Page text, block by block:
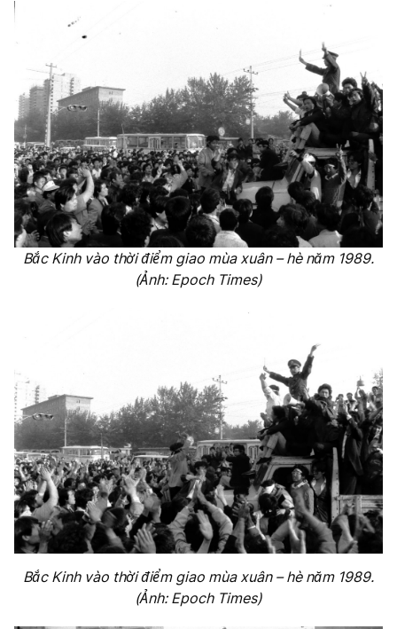
Bắc Kinh vào thời điểm giao mùa xuân – hè năm 1989.
(Ảnh: Epoch Times)
Bắc Kinh vào thời điểm giao mùa xuân – hè năm 1989.
(Ảnh: Epoch Times)